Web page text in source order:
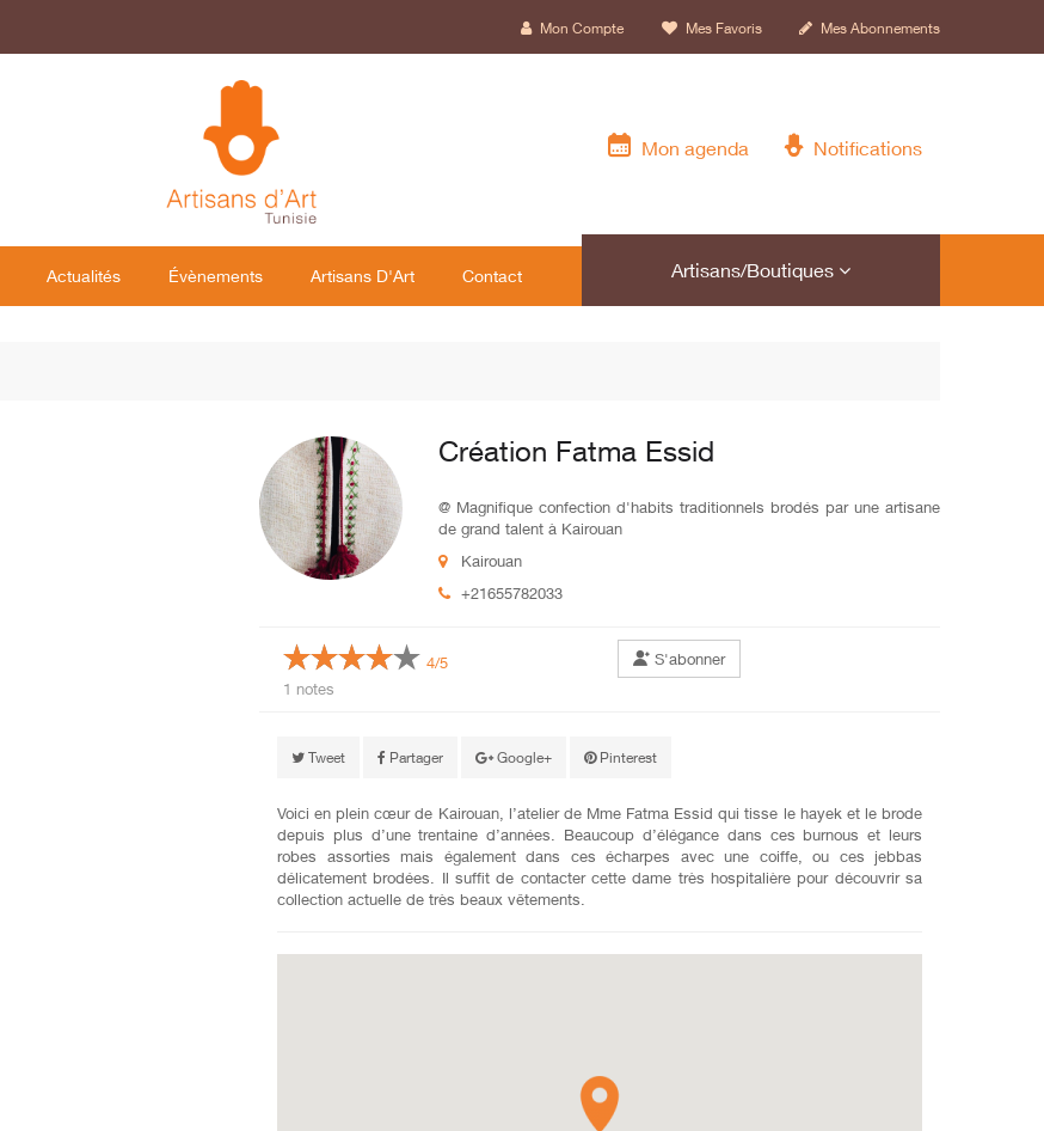
Mon Compte Mes Favoris Mes Abonnements
Mon agenda Notifications
Actualités Évènements Artisans D'Art Contact Artisans/Boutiques
Création Fatma Essid
@ Magnifique confection d'habits traditionnels brodés par une artisane
de grand talent à Kairouan
Kairouan
+21655782033
4/5
S'abonner
1 notes
Tweet Partager Google+ Pinterest
Voici en plein cœur de Kairouan, l’atelier de Mme Fatma Essid qui tisse le hayek et le brode
depuis plus d’une trentaine d’années. Beaucoup d’élégance dans ces burnous et leurs
robes assorties mais également dans ces écharpes avec une coiffe, ou ces jebbas
délicatement brodées. Il suffit de contacter cette dame très hospitalière pour découvrir sa
collection actuelle de très beaux vêtements.